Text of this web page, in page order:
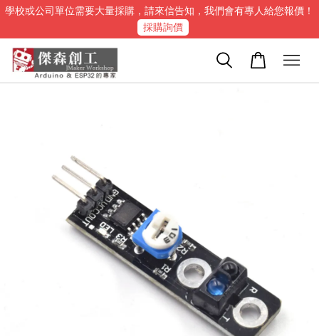
學校或公司單位需要大量採購，請來信告知，我們會有專人給您報價！
採購詢價